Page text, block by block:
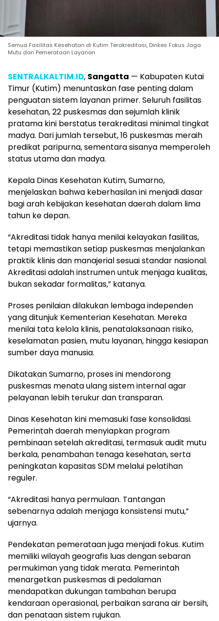
Semua Fasilitas Kesehatan di Kutim Terakreditasi, Dinkes Fokus Jaga
Mutu dan Pemerataan Layanan
SENTRALKALTIM.ID, Sangatta — Kabupaten Kutai
Timur (Kutim) menuntaskan fase penting dalam
penguatan sistem layanan primer. Seluruh fasilitas
kesehatan, 22 puskesmas dan sejumlah klinik
pratama kini berstatus terakreditasi minimal tingkat
madya. Dari jumlah tersebut, 16 puskesmas meraih
predikat paripurna, sementara sisanya memperoleh
status utama dan madya.
Kepala Dinas Kesehatan Kutim, Sumarno,
menjelaskan bahwa keberhasilan ini menjadi dasar
bagi arah kebijakan kesehatan daerah dalam lima
tahun ke depan.
“Akreditasi tidak hanya menilai kelayakan fasilitas,
tetapi memastikan setiap puskesmas menjalankan
praktik klinis dan manajerial sesuai standar nasional.
Akreditasi adalah instrumen untuk menjaga kualitas,
bukan sekadar formalitas,” katanya.
Proses penilaian dilakukan lembaga independen
yang ditunjuk Kementerian Kesehatan. Mereka
menilai tata kelola klinis, penatalaksanaan risiko,
keselamatan pasien, mutu layanan, hingga kesiapan
sumber daya manusia.
Dikatakan Sumarno, proses ini mendorong
puskesmas menata ulang sistem internal agar
pelayanan lebih terukur dan transparan.
Dinas Kesehatan kini memasuki fase konsolidasi.
Pemerintah daerah menyiapkan program
pembinaan setelah akreditasi, termasuk audit mutu
berkala, penambahan tenaga kesehatan, serta
peningkatan kapasitas SDM melalui pelatihan
reguler.
“Akreditasi hanya permulaan. Tantangan
sebenarnya adalah menjaga konsistensi mutu,”
ujarnya.
Pendekatan pemerataan juga menjadi fokus. Kutim
memiliki wilayah geografis luas dengan sebaran
permukiman yang tidak merata. Pemerintah
menargetkan puskesmas di pedalaman
mendapatkan dukungan tambahan berupa
kendaraan operasional, perbaikan sarana air bersih,
dan penataan sistem rujukan.